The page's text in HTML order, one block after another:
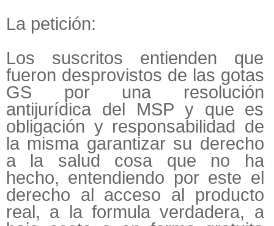
La petición:
Los suscritos entienden que
fueron desprovistos de las gotas
GS por una resolución
antijurídica del MSP y que es
obligación y responsabilidad de
la misma garantizar su derecho
a la salud cosa que no ha
hecho, entendiendo por este el
derecho al acceso al producto
real, a la formula verdadera, a